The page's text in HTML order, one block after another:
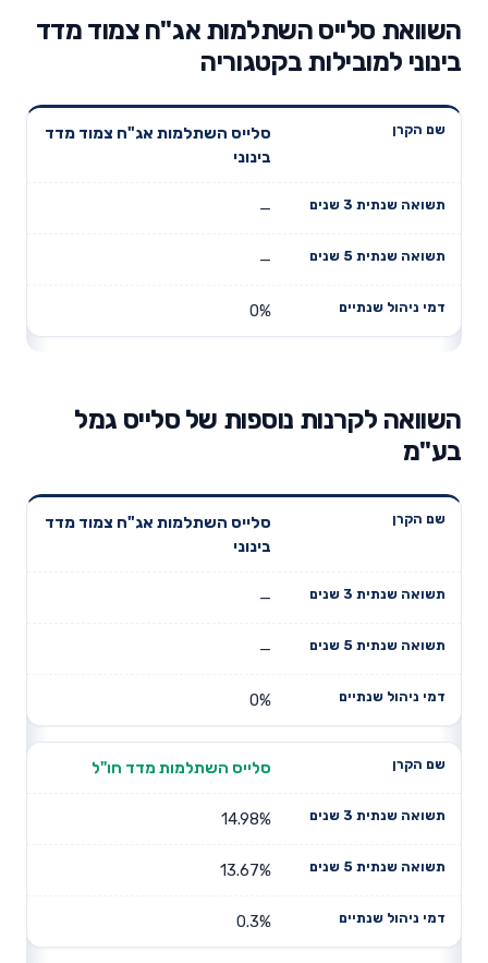
השוואת סלייס השתלמות אג"ח צמוד מדד
בינוני למובילות בקטגוריה
שנתית 3
תשואה
דמי ניהול
סלייס השתלמות אג"ח צמוד מדד
בינוני
—
—
0%
השוואה לקרנות נוספות של סלייס גמל
בע"מ
שנתית 3
תשואה
דמי ניהול
סלייס השתלמות אג"ח צמוד מדד
בינוני
—
—
0%
סלייס השתלמות מדד חו"ל
14.98%
13.67%
0.3%